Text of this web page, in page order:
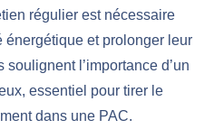
régulier est nécessaire
énergétique et prolonger leur
l’importance d’un
essentiel pour tirer le
dans une PAC.